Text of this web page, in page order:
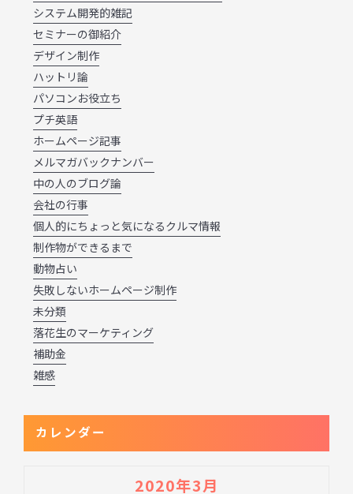
システム開発的雑記
セミナーの御紹介
デザイン制作
ハットリ論
パソコンお役立ち
プチ英語
ホームページ記事
メルマガバックナンバー
中の人のブログ論
会社の行事
個人的にちょっと気になるクルマ情報
制作物ができるまで
動物占い
失敗しないホームページ制作
未分類
落花生のマーケティング
補助金
雑感
カレンダー
2020年3月